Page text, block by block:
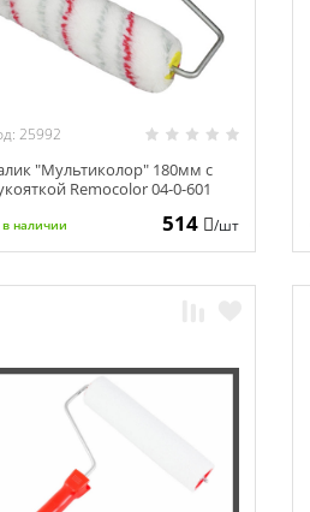
25992
"Мультиколор" 180мм с
Remocolor 04-0-601
в наличии 514 /шт